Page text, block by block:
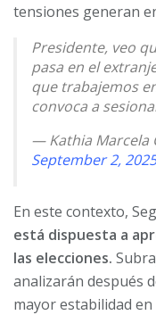
tensiones generan
Presidente, veo
pasa en el
que trabajemos
convoca a
— Kathia Marcela
September 2, 2025
En este contexto,
está dispuesta a
las elecciones.
analizarán después
mayor estabilidad